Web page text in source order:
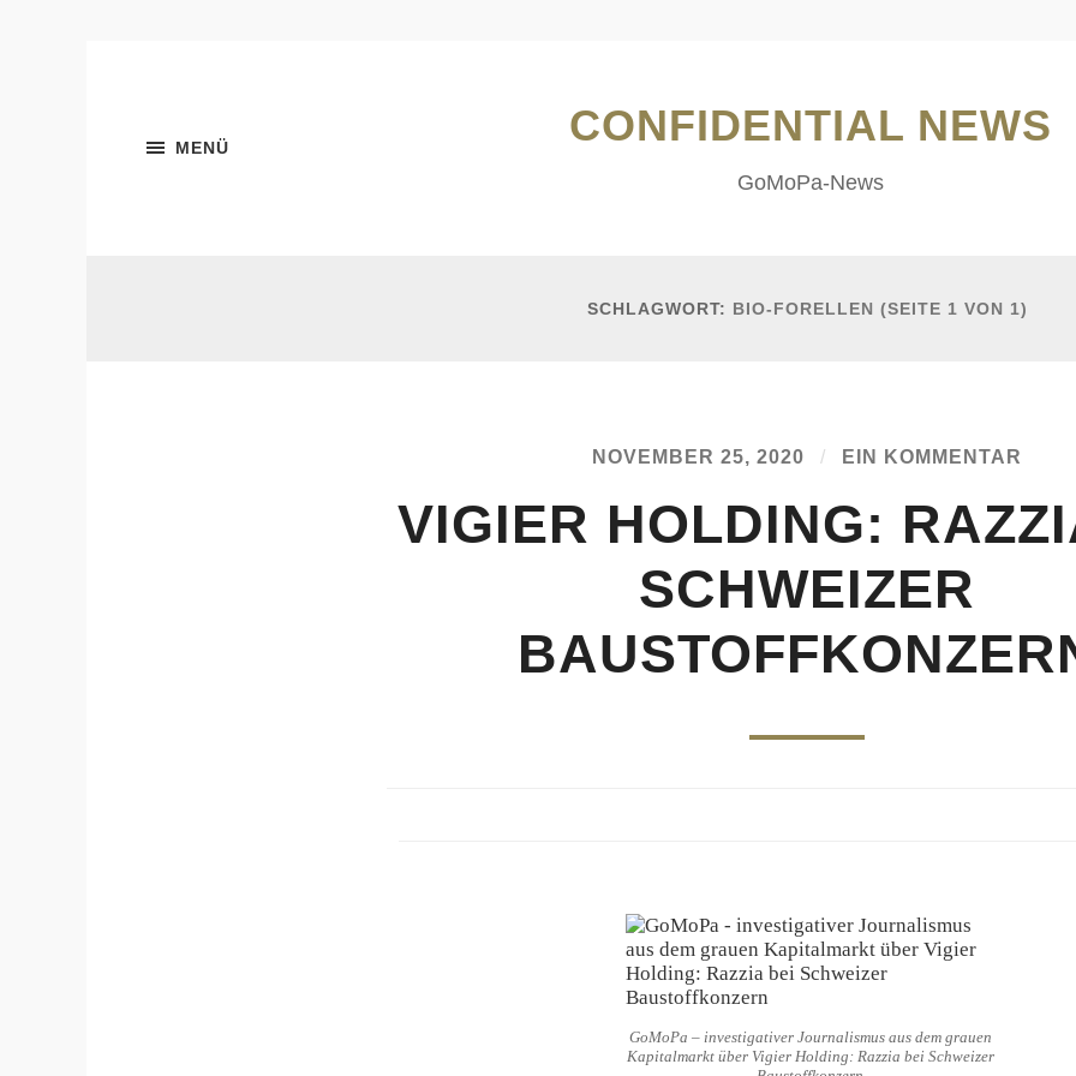
MENÜ CONFIDENTIAL NEWS
GoMoPa-News
SCHLAGWORT: BIO-FORELLEN (SEITE 1 VON 1)
NOVEMBER 25, 2020 / EIN KOMMENTAR
VIGIER HOLDING:
SCHWEIZER
GoMoPa – investigativer Journalismus aus dem grauen
Kapitalmarkt über Vigier Holding: Razzia bei Schweizer